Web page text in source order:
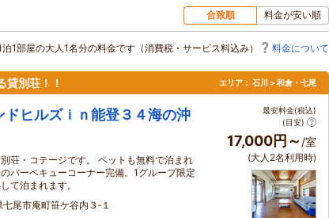
合致順 料金が安い順
1部屋の大人1名分の料金です（消費税・サービス料込み） 料金について
貸別荘！！ エリア： 石川 > 和倉・七尾
ドヒルズｉｎ能登３４海の沖
荘・コテージです。 ペットも無料で泊まれ
バーベキューコーナー完備。1グループ限定
て泊まれます。
尾市庵町笹ケ谷内３‐１
最安料金(税込)
(目安)
17,000円～ /室
(大人2名利用時)